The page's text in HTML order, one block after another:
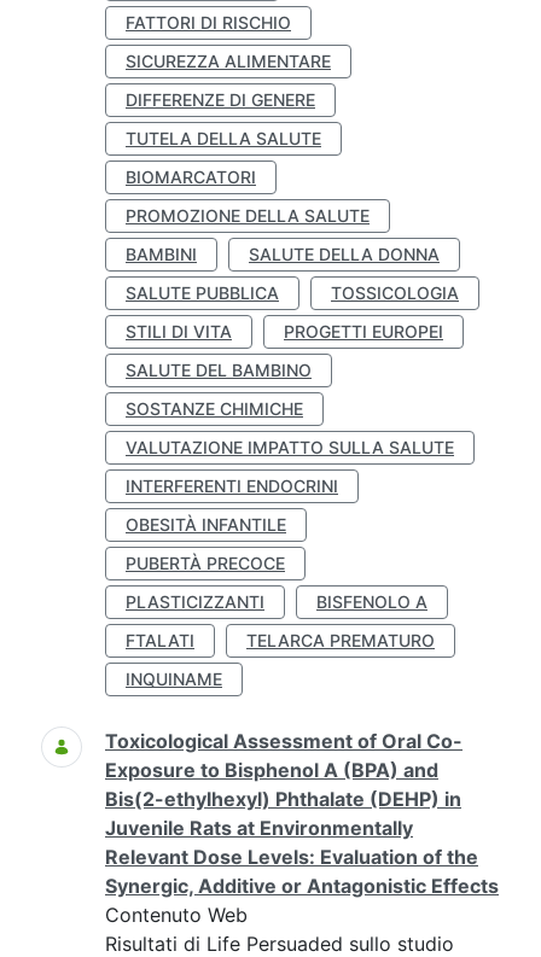
FATTORI DI RISCHIO
SICUREZZA ALIMENTARE
DIFFERENZE DI GENERE
TUTELA DELLA SALUTE
BIOMARCATORI
PROMOZIONE DELLA SALUTE
BAMBINI
SALUTE DELLA DONNA
SALUTE PUBBLICA
TOSSICOLOGIA
STILI DI VITA
PROGETTI EUROPEI
SALUTE DEL BAMBINO
SOSTANZE CHIMICHE
VALUTAZIONE IMPATTO SULLA SALUTE
INTERFERENTI ENDOCRINI
OBESITÀ INFANTILE
PUBERTÀ PRECOCE
PLASTICIZZANTI
BISFENOLO A
FTALATI
TELARCA PREMATURO
INQUINAME
Toxicological Assessment of Oral Co-
Exposure to Bisphenol A (BPA) and
Bis(2-ethylhexyl) Phthalate (DEHP) in
Juvenile Rats at Environmentally
Relevant Dose Levels: Evaluation of the
Synergic, Additive or Antagonistic Effects
Contenuto Web
Risultati di Life Persuaded sullo studio